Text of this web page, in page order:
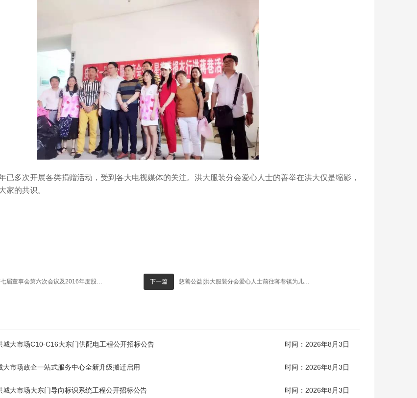
多次开展各类捐赠活动，受到各大电视媒体的关注。洪大服装分会爱心人士的善举在洪大仅是缩影，
家的共识。
届董事会第六次会议及2016年度股东大会 下一篇 慈善公益|洪大服装分会爱心人士前往蒋巷镇为儿童捐赠服装
城大市场C10-C16大东门供配电工程公开招标公告 时间：2026年8月3日
大市场政企一站式服务中心全新升级搬迁启用 时间：2026年8月3日
城大市场大东门导向标识系统工程公开招标公告 时间：2026年8月3日